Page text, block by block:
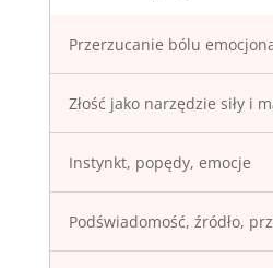
Przerzucanie bólu
Złość jako narzędzie siły i
Instynkt, popędy, emocje
Podświadomość, źródło,